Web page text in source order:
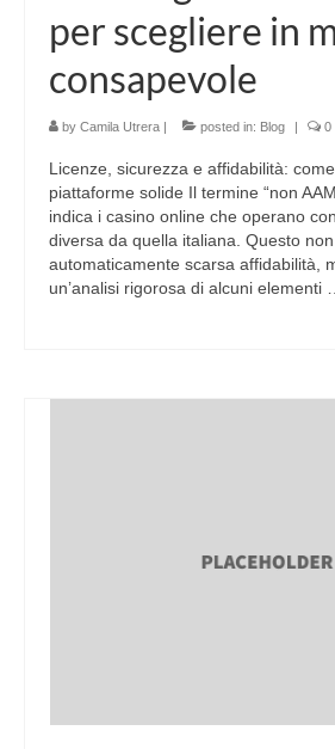
per scegliere in
consapevole
by Camila Utrera | posted in: Blog | 0
Licenze, sicurezza e affidabilità:
piattaforme solide Il termine “non
indica i casino online che operano
diversa da quella italiana. Questo
automaticamente scarsa affidabilità,
un’analisi rigorosa di alcuni elementi